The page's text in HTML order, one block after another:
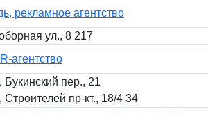
рекламное агентство
ул., 8 217
агентство
Букинский пер., 21
Строителей пр-кт., 18/4 34